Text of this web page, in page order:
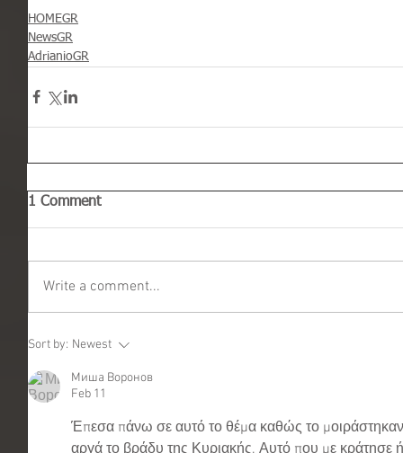
HOMEGR
NewsGR
AdrianioGR
1 Comment
Write a comment...
Sort by: Newest
Миша Воронов
Feb 11
Έπεσα πάνω σε αυτό το θέμα καθώς το
αργά το βράδυ της Κυριακής. Αυτό που με κράτησε